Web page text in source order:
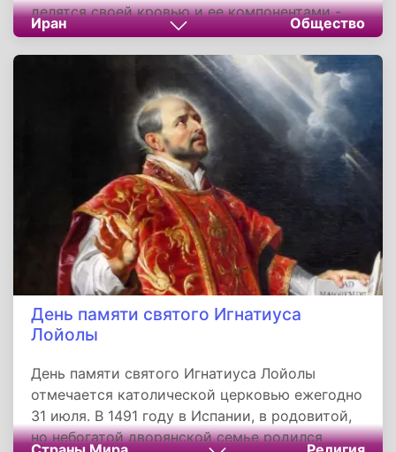
делятся своей кровью и ее компонентами -
плазмой, эритроцитами, с теми, кто в этом
нуждается. Дата праздника была выбрана не
Иран Общество
День памяти святого Игнатиуса
Лойолы
День памяти святого Игнатиуса Лойолы
отмечается католической церковью ежегодно
31 июля. В 1491 году в Испании, в родовитой,
но небогатой дворянской семье родился